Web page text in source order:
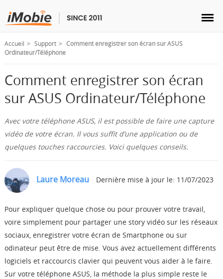
Déverrouillage & Récupération
Transfert
Multimédia
Utilitaires
Solutions
Boutique
Télécharger
Accueil Support
Comment enregistrer son écran sur ASUS
Ordinateur/Téléphone
Comment enregistrer son écran
sur ASUS Ordinateur/Téléphone
Avec votre téléphone ASUS, il est possible de faire une capture
vidéo de votre écran. Il vous suffit d’une application ou de
quelques touches raccourcies. Voici quelques conseils.
Laure Moreau Dernière mise à jour le: 11/07/2023
Pour expliquer quelque chose ou pour prouver votre travail,
voire simplement pour partager une story vidéo sur les réseaux
sociaux, enregistrer votre écran de Smartphone ou sur
odinateur peut être de mise. Vous avez actuellement différents
logiciels et raccourcis clavier qui peuvent vous aider à le faire.
Sur votre téléphone ASUS, la méthode la plus simple reste le